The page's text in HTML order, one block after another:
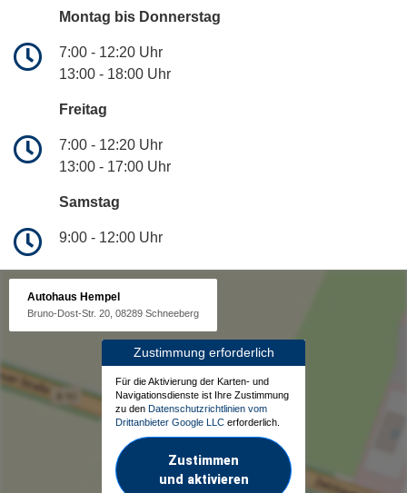
Montag bis Donnerstag
7:00 - 12:20 Uhr
13:00 - 18:00 Uhr
Freitag
7:00 - 12:20 Uhr
13:00 - 17:00 Uhr
Samstag
9:00 - 12:00 Uhr
Autohaus Hempel
Bruno-Dost-Str. 20, 08289 Schneeberg
Zustimmung erforderlich
Für die Aktivierung der Karten- und
Navigationsdienste ist Ihre Zustimmung
zu den Datenschutzrichtlinien vom
Drittanbieter Google LLC erforderlich.
Zustimmen
und aktivieren